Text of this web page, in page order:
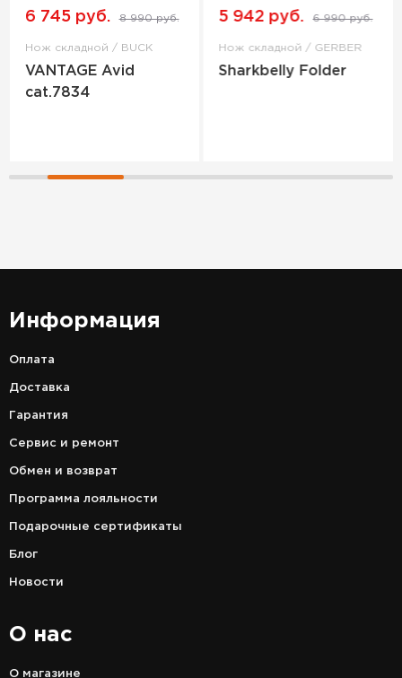
6 745 руб. 8 990 руб.
Нож складной / BUCK
VANTAGE Avid
cat.7834
5 942 руб. 6 990 руб.
Нож складной / GERBER
Sharkbelly Folder
Информация
Оплата
Доставка
Гарантия
Сервис и ремонт
Обмен и возврат
Программа лояльности
Подарочные сертификаты
Блог
Новости
О нас
О магазине